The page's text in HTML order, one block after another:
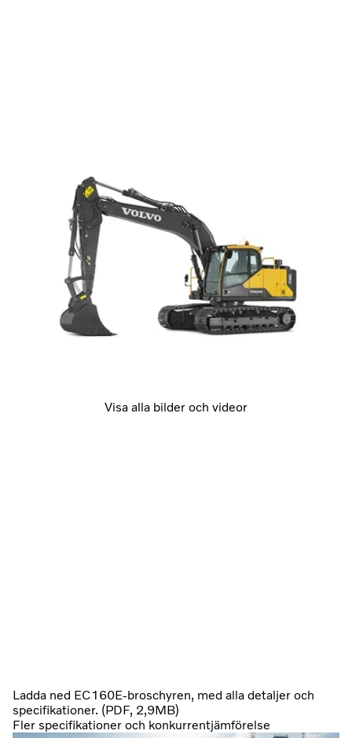
Visa alla bilder och videor
Ladda ned EC160E-broschyren, med alla detaljer och
specifikationer. (PDF, 2,9MB)
Fler specifikationer och konkurrentjämförelse